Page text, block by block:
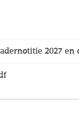
2027